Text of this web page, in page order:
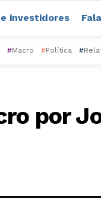
investidores
#Macro #Política #
por